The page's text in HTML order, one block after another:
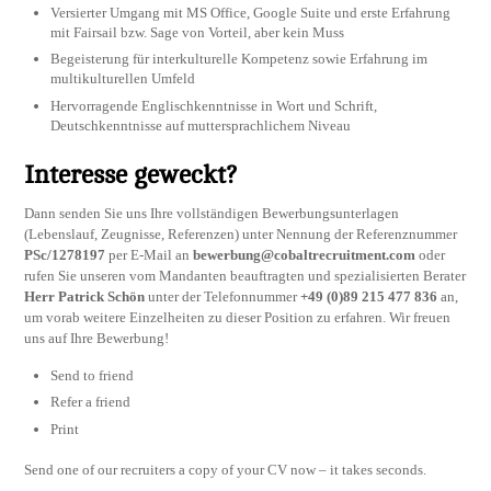
Versierter Umgang mit MS Office, Google Suite und erste Erfahrung
mit Fairsail bzw. Sage von Vorteil, aber kein Muss
Begeisterung für interkulturelle Kompetenz sowie Erfahrung im
multikulturellen Umfeld
Hervorragende Englischkenntnisse in Wort und Schrift,
Deutschkenntnisse auf muttersprachlichem Niveau
Interesse geweckt?
Dann senden Sie uns Ihre vollständigen Bewerbungsunterlagen
(Lebenslauf, Zeugnisse, Referenzen) unter Nennung der Referenznummer
PSc/1278197 per E-Mail anbewerbung@cobaltrecruitment.com oder
rufen Sie unseren vom Mandanten beauftragten und spezialisierten Berater
Herr Patrick Schön unter der Telefonnummer+49 (0)89 215 477 836 an,
um vorab weitere Einzelheiten zu dieser Position zu erfahren. Wir freuen
uns auf Ihre Bewerbung!
Send to friend
Refer a friend
Print
Send one of our recruiters a copy of your CV now – it takes seconds.